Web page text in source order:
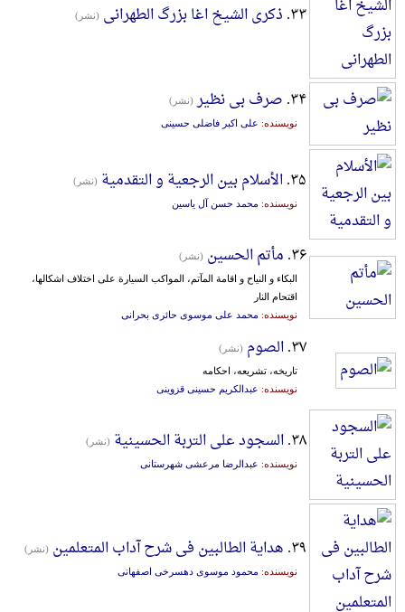
۳۳. ذکری الشیخ اغا بزرگ الطهرانی (نشر)
۳۴. صرف بی نظیر (نشر)
نویسنده: علی اکبر فاضلی حسینی
۳۵. الأسلام بین الرجعیة و التقدمیة (نشر)
نویسنده: محمد حسن آل یاسین
۳۶. مأتم الحسین (نشر)
البکاء و النیاح و اقامة المآتم، المواکب السیارة علی اختلاف اشکالها،
اقتحام النار
نویسنده: محمد علی موسوی حائری بحرانی
۳۷. الصوم (نشر)
تاریخه، تشریعه، احکامه
نویسنده: عبدالکریم حسینی قزوینی
۳۸. السجود علی التربة الحسینیة (نشر)
نویسنده: عبدالرضا مرعشی شهرستانی
۳۹. هدایة الطالبین فی شرح آداب المتعلمین (نشر)
نویسنده: محمود موسوی دهسرخی اصفهانی